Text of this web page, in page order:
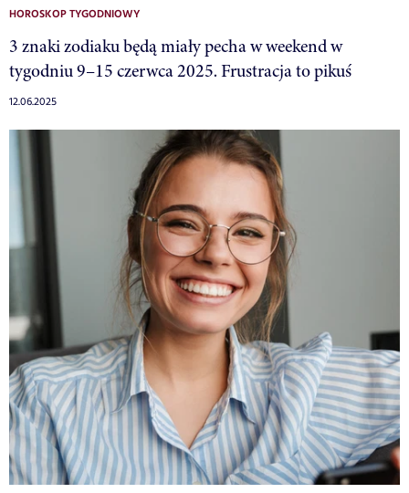
HOROSKOP TYGODNIOWY
3 znaki zodiaku będą miały pecha w weekend w
tygodniu 9–15 czerwca 2025. Frustracja to pikuś
12.06.2025